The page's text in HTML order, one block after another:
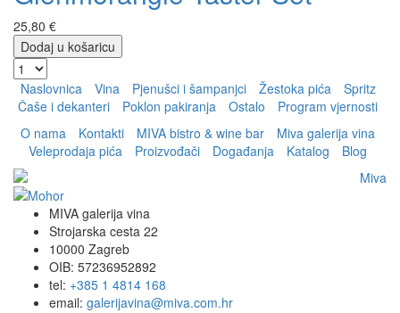
25,80 €
Dodaj u košaricu
Naslovnica Vina Pjenušci i šampanjci Žestoka pića
Spritz
Čaše i dekanteri
Poklon pakiranja Ostalo
Program vjernosti
O nama
Kontakti MIVA bistro & wine bar
Miva galerija vina
Veleprodaja pića
Proizvođači Događanja Katalog Blog
MIVA galerija vina
Strojarska cesta 22
10000 Zagreb
OIB: 57236952892
tel: +385 1 4814 168
email: galerijavina@miva.com.hr